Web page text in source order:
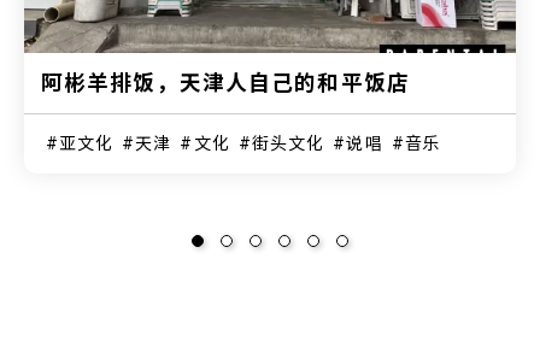
阿彬羊排饭，天津人自己的和平饭店
亚文化 天津 文化 街头文化 说唱 音乐